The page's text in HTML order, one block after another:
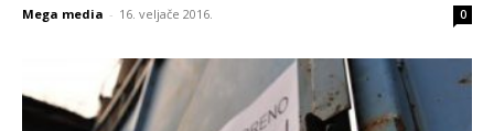
Mega media - 16. veljače 2016. 0